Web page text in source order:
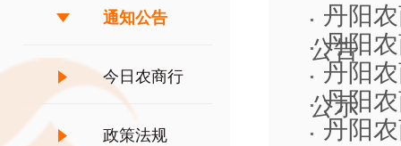
通知公告
今日农商行
政策法规
丹阳
公告
丹阳
丹阳
公示
丹阳
丹阳